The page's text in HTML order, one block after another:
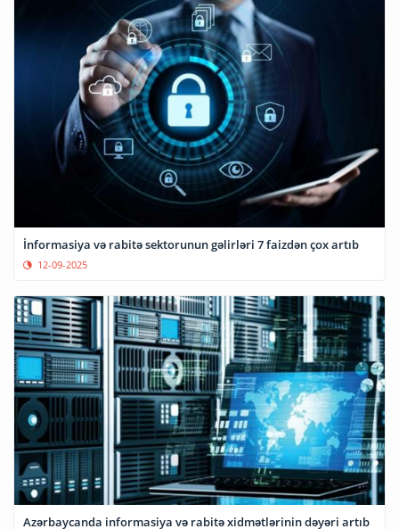
İnformasiya və rabitə sektorunun gəlirləri 7 faizdən çox artıb
12-09-2025
Azərbaycanda informasiya və rabitə xidmətlərinin dəyəri artıb